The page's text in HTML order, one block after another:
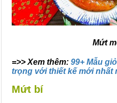
Mứt
=>> Xem thêm: 99+ Mẫu
trọng với thiết kế mới nhất
Mứt bí